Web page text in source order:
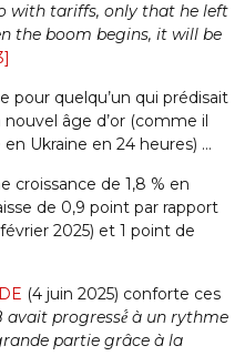
with tariffs, only that he left
the boom begins, it will be
pour quelqu’un qui prédisait
âge d’or (comme il
Ukraine en 24 heures) …
croissance de 1,8 % en
de 0,9 point par rapport
2025) et 1 point de
(4 juin 2025) conforte ces
avait progressé́ à un rythme
partie grâce à la